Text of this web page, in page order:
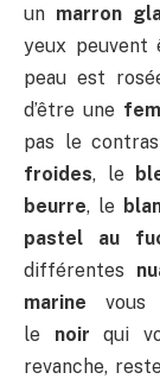
un marron
yeux peuvent
peau est
d’être une
pas le
froides, le
beurre, le
pastel au
différentes
marine vous
le noir qui
revanche,